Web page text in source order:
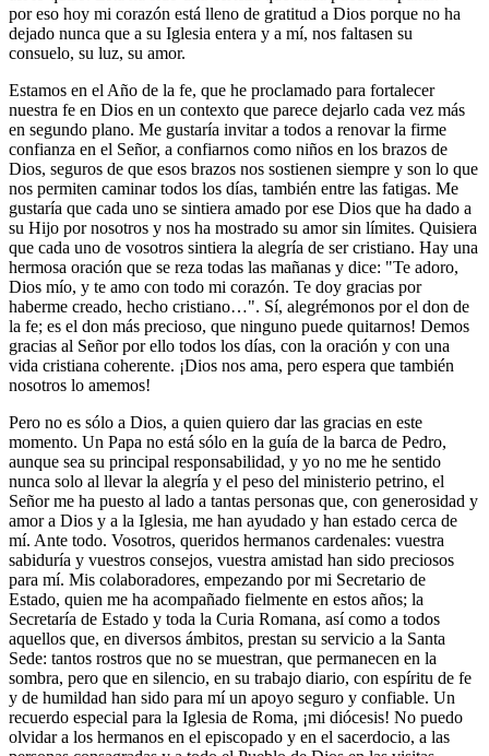
por eso hoy mi corazón está lleno de gratitud a Dios porque no ha
dejado nunca que a su Iglesia entera y a mí, nos faltasen su
consuelo, su luz, su amor.
Estamos en el Año de la fe, que he proclamado para fortalecer
nuestra fe en Dios en un contexto que parece dejarlo cada vez más
en segundo plano. Me gustaría invitar a todos a renovar la firme
confianza en el Señor, a confiarnos como niños en los brazos de
Dios, seguros de que esos brazos nos sostienen siempre y son lo que
nos permiten caminar todos los días, también entre las fatigas. Me
gustaría que cada uno se sintiera amado por ese Dios que ha dado a
su Hijo por nosotros y nos ha mostrado su amor sin límites. Quisiera
que cada uno de vosotros sintiera la alegría de ser cristiano. Hay una
hermosa oración que se reza todas las mañanas y dice: "Te adoro,
Dios mío, y te amo con todo mi corazón. Te doy gracias por
haberme creado, hecho cristiano…". Sí, alegrémonos por el don de
la fe; es el don más precioso, que ninguno puede quitarnos! Demos
gracias al Señor por ello todos los días, con la oración y con una
vida cristiana coherente. ¡Dios nos ama, pero espera que también
nosotros lo amemos!
Pero no es sólo a Dios, a quien quiero dar las gracias en este
momento. Un Papa no está sólo en la guía de la barca de Pedro,
aunque sea su principal responsabilidad, y yo no me he sentido
nunca solo al llevar la alegría y el peso del ministerio petrino, el
Señor me ha puesto al lado a tantas personas que, con generosidad y
amor a Dios y a la Iglesia, me han ayudado y han estado cerca de
mí. Ante todo. Vosotros, queridos hermanos cardenales: vuestra
sabiduría y vuestros consejos, vuestra amistad han sido preciosos
para mí. Mis colaboradores, empezando por mi Secretario de
Estado, quien me ha acompañado fielmente en estos años; la
Secretaría de Estado y toda la Curia Romana, así como a todos
aquellos que, en diversos ámbitos, prestan su servicio a la Santa
Sede: tantos rostros que no se muestran, que permanecen en la
sombra, pero que en silencio, en su trabajo diario, con espíritu de fe
y de humildad han sido para mí un apoyo seguro y confiable. Un
recuerdo especial para la Iglesia de Roma, ¡mi diócesis! No puedo
olvidar a los hermanos en el episcopado y en el sacerdocio, a las